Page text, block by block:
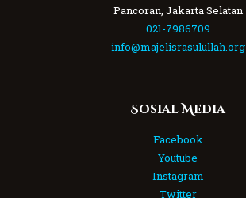
Pancoran, Jakarta Selatan
021-7986709
info@majelisrasulullah.org
Sosial Media
Facebook
Youtube
Instagram
Twitter